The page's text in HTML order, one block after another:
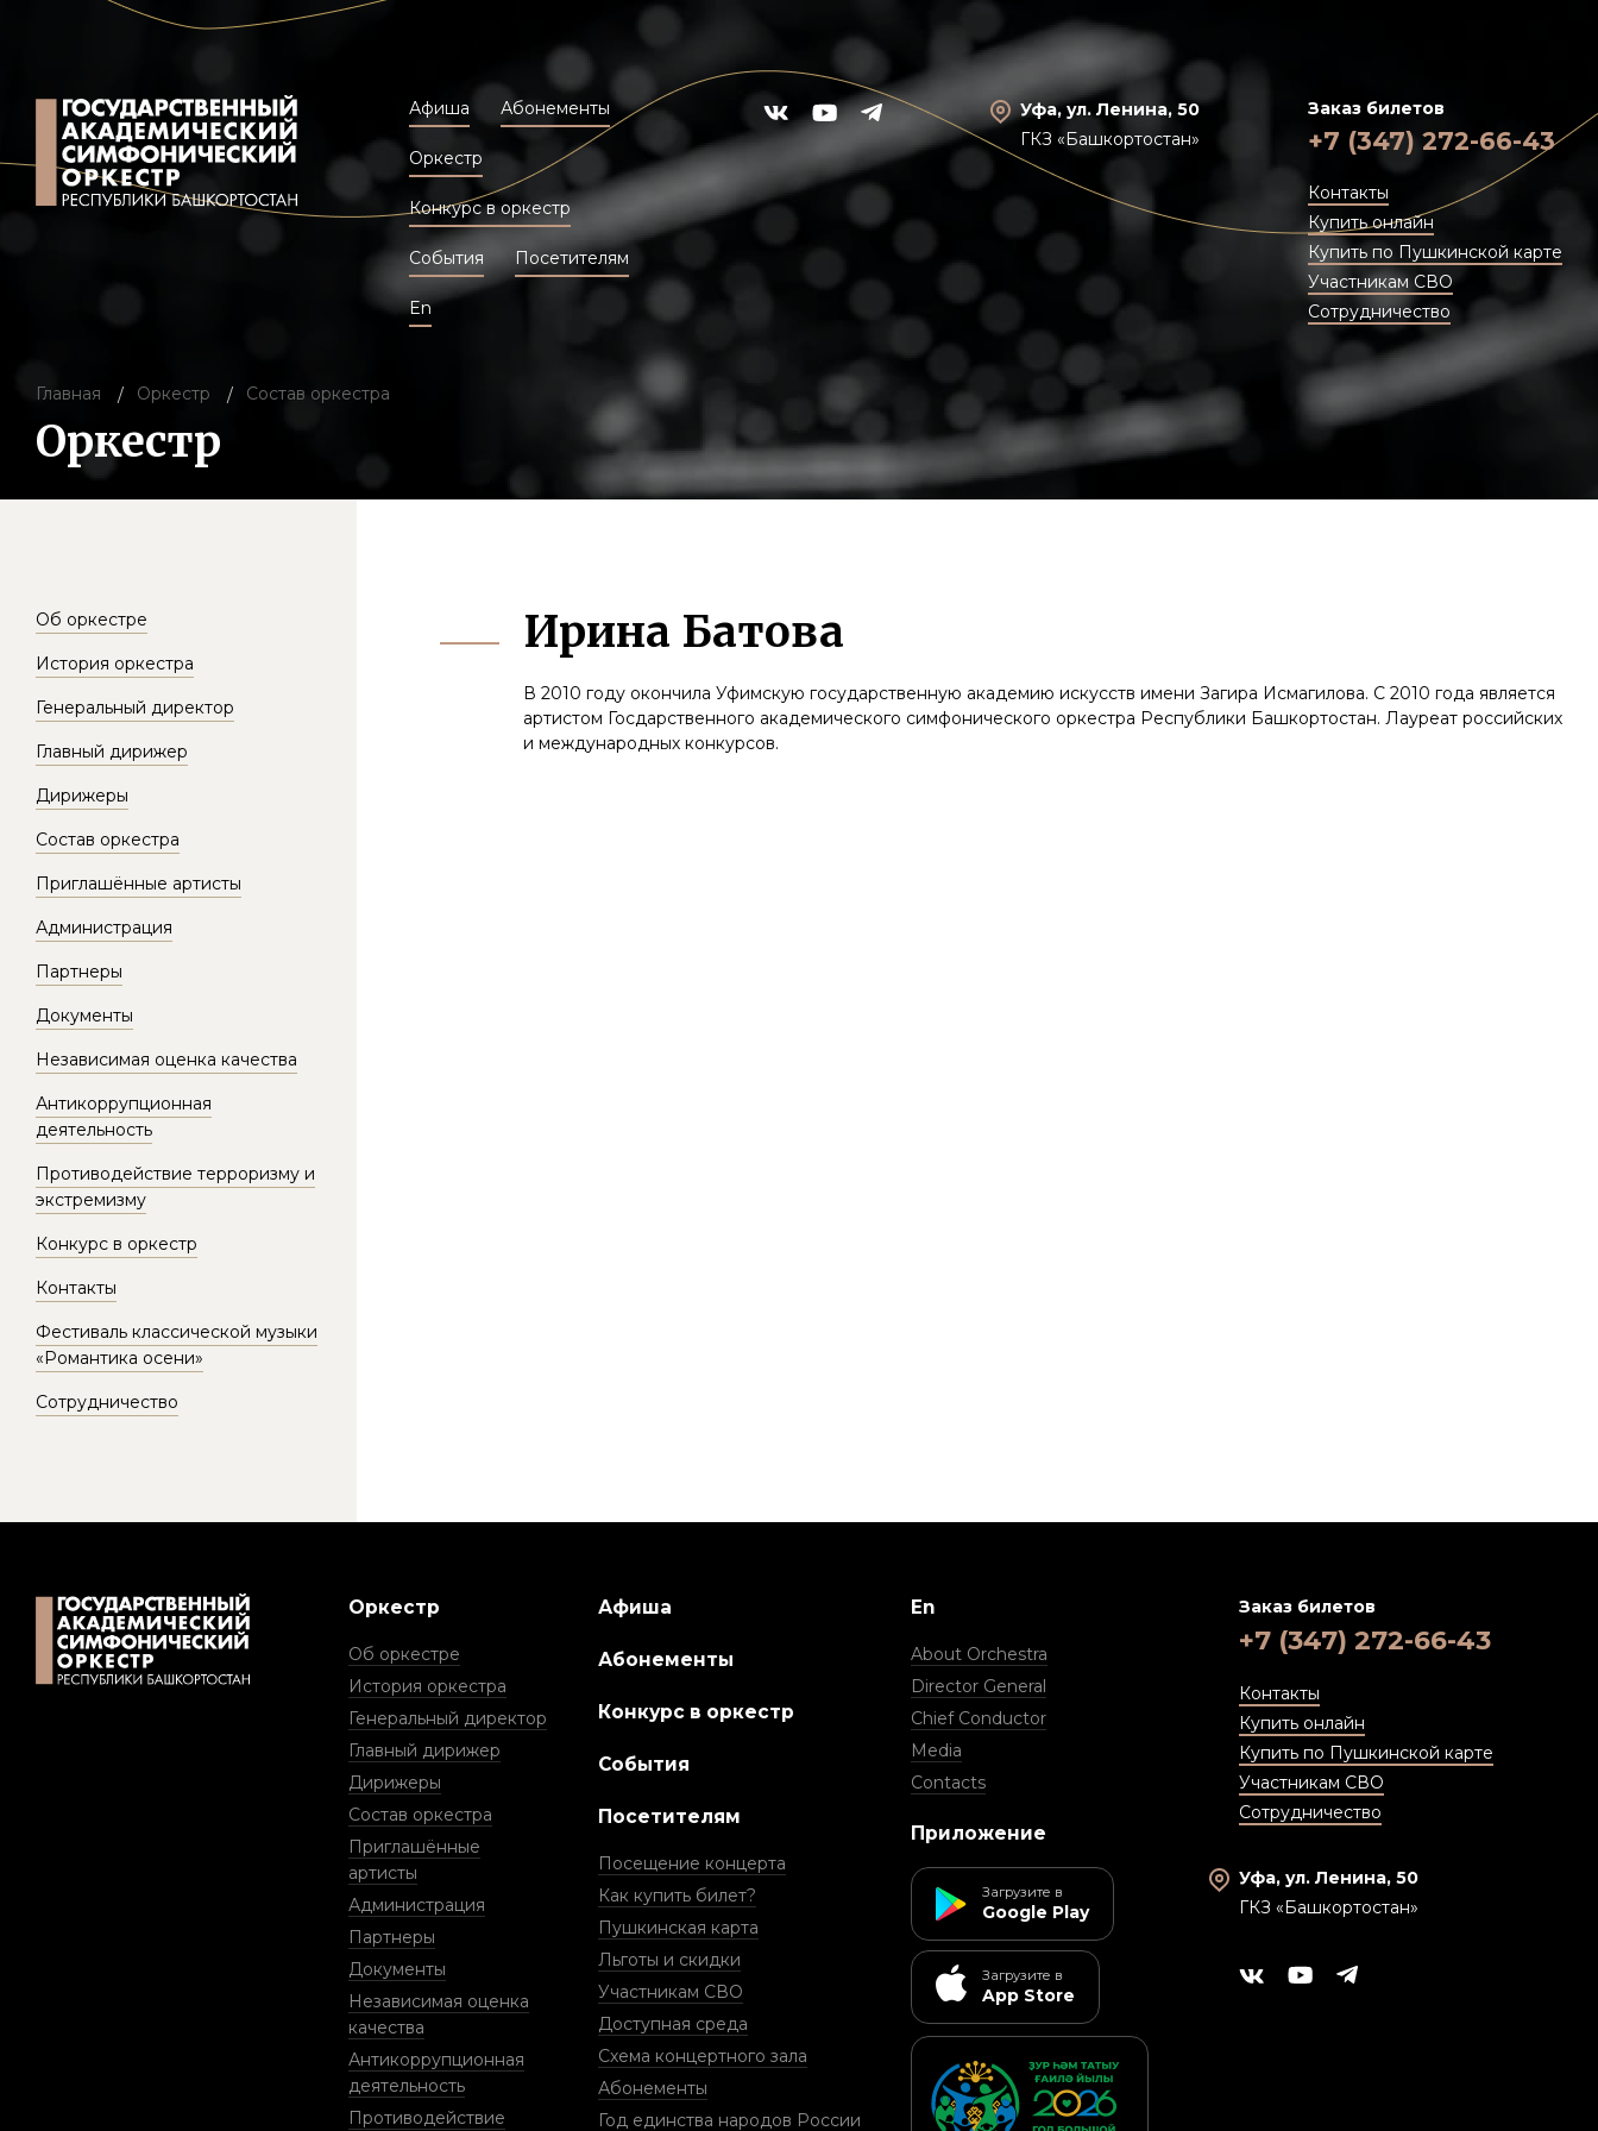
Афиша Абонементы
Оркестр
Конкурс в оркестр
События Посетителям
En
Уфа, ул. Ленина, 50
ГКЗ «Башкортостан»
Заказ билетов
+7 (347) 272-66-43
Контакты
Купить онлайн
Купить по Пушкинской карте
Участникам СВО
Сотрудничество
Главная Оркестр Состав оркестра
Оркестр
Об оркестре
История оркестра
Генеральный директор
Главный дирижер
Дирижеры
Состав оркестра
Приглашённые артисты
Администрация
Партнеры
Документы
Независимая оценка качества
Антикоррупционная
деятельность
Противодействие терроризму и
экстремизму
Конкурс в оркестр
Контакты
Фестиваль классической музыки
«Романтика осени»
Сотрудничество
Ирина Батова
В 2010 году окончила Уфимскую государственную академию искусств имени Загира Исмагилова. С 2010 года является
артистом Госдарственного академического симфонического оркестра Республики Башкортостан. Лауреат российских
и международных конкурсов.
Оркестр
Об оркестре
История оркестра
Генеральный директор
Главный дирижер
Дирижеры
Состав оркестра
Приглашённые
артисты
Администрация
Партнеры
Документы
Независимая оценка
качества
Антикоррупционная
деятельность
Противодействие
Афиша
Абонементы
Конкурс в оркестр
События
Посетителям
Посещение концерта
Как купить билет?
Пушкинская карта
Льготы и скидки
Участникам СВО
Доступная среда
Схема концертного зала
Абонементы
Год единства народов России
En
About Orchestra
Director General
Chief Conductor
Media
Contacts
Приложение
Загрузите в
Google Play
Загрузите в
App Store
Заказ билетов
+7 (347) 272-66-43
Контакты
Купить онлайн
Купить по Пушкинской карте
Участникам СВО
Сотрудничество
Уфа, ул. Ленина, 50
ГКЗ «Башкортостан»